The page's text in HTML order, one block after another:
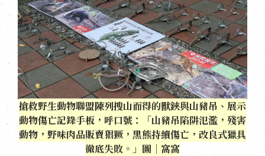
搶救野生動物聯盟陳列搜山而得的獸鋏與山豬吊、展示
動物傷亡記錄手板，呼口號：「山豬吊陷阱氾濫，殘害
動物，野味肉品販賣猖獗，黑熊持續傷亡，改良式獵具
徹底失敗。」圖｜窩窩